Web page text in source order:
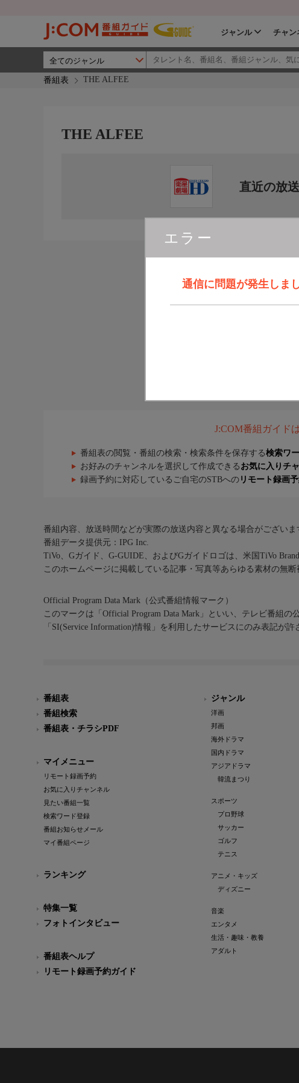
ジャンル チャン
番組表 THE ALFEE
エラー
通信に問題が発生しま
THE ALFEE
直近の放
J:COM番組ガイド
番組表の閲覧・番組の検索・検索条件を保存する検索ワ
お好みのチャンネルを選択して作成できる お気に入りチ
録画予約に対応しているご自宅のSTBへの リモート録画
番組内容、放送時間などが実際の放送内容と異なる場合がございま
番組データ提供元：IPG Inc.
TiVo、Gガイド、G-GUIDE、およびGガイドロゴは、米国TiVo
このホームページに掲載している記事・写真等あらゆる素材の無断
Official Program Data Mark（公式番組情報マーク）
このマークは「Official Program Data Mark」といい、テレビ番組の
「SI(Service Information)情報」を利用したサービスにのみ表記が許
番組表
番組検索
番組表・チラシPDF
マイメニュー
リモート録画予約
お気に入りチャンネル
見たい番組一覧
検索ワード登録
番組お知らせメール
マイ番組ページ
ランキング
特集一覧
フォトインタビュー
番組表ヘルプ
リモート録画予約ガイド
ジャンル
洋画
邦画
海外ドラマ
国内ドラマ
アジアドラマ
韓流まつり
スポーツ
プロ野球
サッカー
ゴルフ
テニス
アニメ・キッズ
ディズニー
音楽
エンタメ
生活・趣味・教養
アダルト